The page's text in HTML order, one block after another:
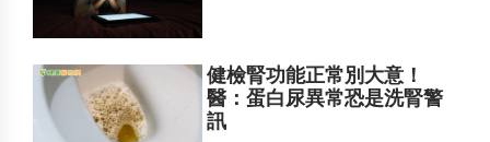
健檢腎功能正常別大意！
醫：蛋白尿異常恐是洗腎警
訊